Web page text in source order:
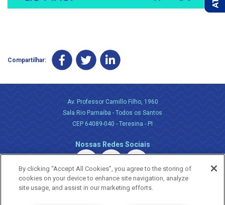
Compartilhar:
Av. Professor Camillo Filho, 1960
Sala Rio Parnaiba - Todos os Santos
CEP 64089-040 - Teresina - PI
Nossas Redes Sociais
By clicking “Accept All Cookies”, you agree to the storing of
cookies on your device to enhance site navigation, analyze
site usage, and assist in our marketing efforts.